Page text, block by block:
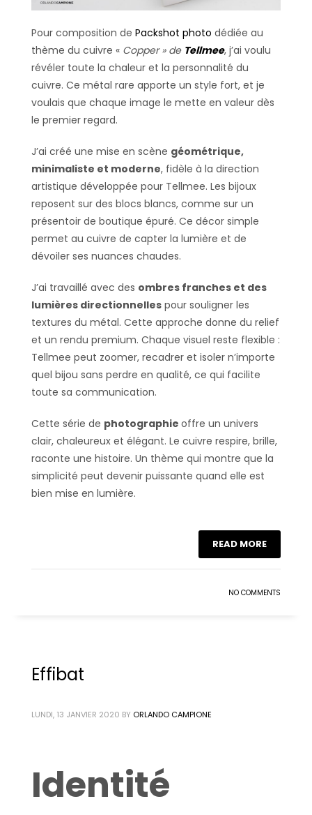
Pour composition de Packshot photo dédiée au
thème du cuivre « Copper » de Tellmee, j’ai voulu
révéler toute la chaleur et la personnalité du
cuivre. Ce métal rare apporte un style fort, et je
voulais que chaque image le mette en valeur dès
le premier regard.
J’ai créé une mise en scène géométrique,
minimaliste et moderne, fidèle à la direction
artistique développée pour Tellmee. Les bijoux
reposent sur des blocs blancs, comme sur un
présentoir de boutique épuré. Ce décor simple
permet au cuivre de capter la lumière et de
dévoiler ses nuances chaudes.
J’ai travaillé avec des ombres franches et des
lumières directionnelles pour souligner les
textures du métal. Cette approche donne du relief
et un rendu premium. Chaque visuel reste flexible :
Tellmee peut zoomer, recadrer et isoler n’importe
quel bijou sans perdre en qualité, ce qui facilite
toute sa communication.
Cette série de photographie offre un univers
clair, chaleureux et élégant. Le cuivre respire, brille,
raconte une histoire. Un thème qui montre que la
simplicité peut devenir puissante quand elle est
bien mise en lumière.
READ MORE
NO COMMENTS
Effibat
LUNDI, 13 JANVIER 2020 BY ORLANDO CAMPIONE
Identité